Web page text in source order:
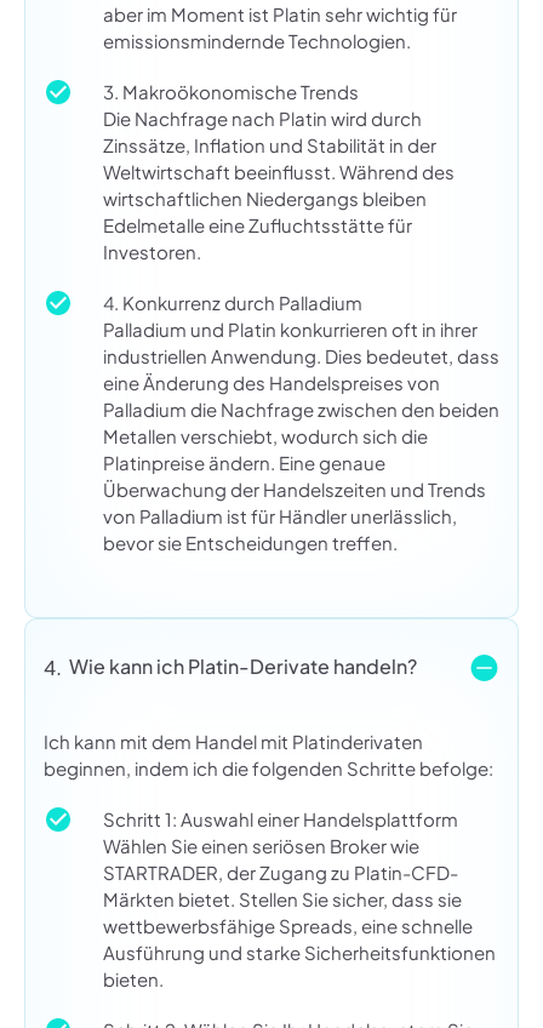
aber im Moment ist Platin sehr wichtig für
emissionsmindernde Technologien.
3. Makroökonomische Trends
Die Nachfrage nach Platin wird durch
Zinssätze, Inflation und Stabilität in der
Weltwirtschaft beeinflusst. Während des
wirtschaftlichen Niedergangs bleiben
Edelmetalle eine Zufluchtsstätte für
Investoren.
4. Konkurrenz durch Palladium
Palladium und Platin konkurrieren oft in ihrer
industriellen Anwendung. Dies bedeutet, dass
eine Änderung des Handelspreises von
Palladium die Nachfrage zwischen den beiden
Metallen verschiebt, wodurch sich die
Platinpreise ändern. Eine genaue
Überwachung der Handelszeiten und Trends
von Palladium ist für Händler unerlässlich,
bevor sie Entscheidungen treffen.
4. Wie kann ich Platin-Derivate handeln?
Ich kann mit dem Handel mit Platinderivaten
beginnen, indem ich die folgenden Schritte befolge:
Schritt 1: Auswahl einer Handelsplattform
Wählen Sie einen seriösen Broker wie
STARTRADER, der Zugang zu Platin-CFD-
Märkten bietet. Stellen Sie sicher, dass sie
wettbewerbsfähige Spreads, eine schnelle
Ausführung und starke Sicherheitsfunktionen
bieten.